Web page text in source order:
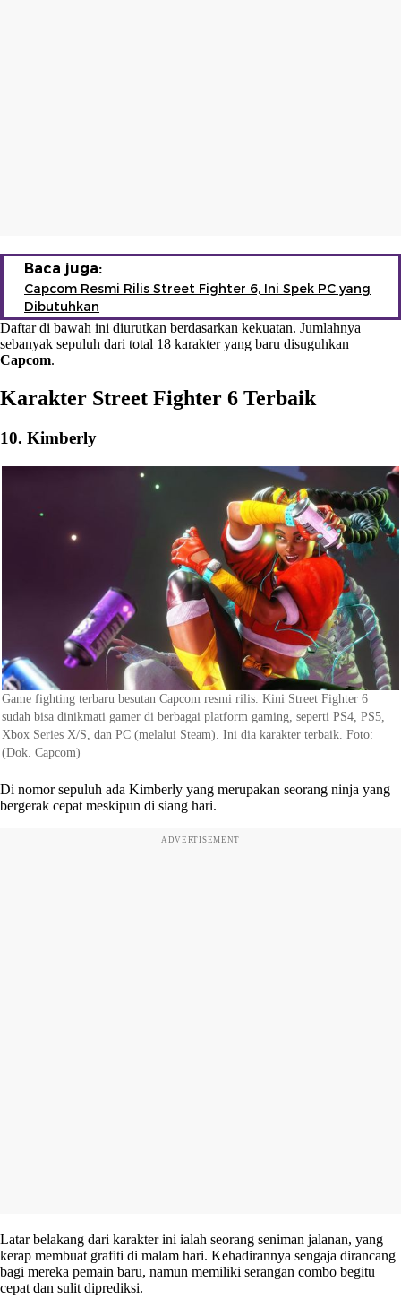
Baca juga:
Capcom Resmi Rilis Street Fighter 6, Ini Spek PC yang
Dibutuhkan
Daftar di bawah ini diurutkan berdasarkan kekuatan. Jumlahnya
sebanyak sepuluh dari total 18 karakter yang baru disuguhkan
Capcom.
Karakter Street Fighter 6 Terbaik
10. Kimberly
Game fighting terbaru besutan Capcom resmi rilis. Kini Street Fighter 6
sudah bisa dinikmati gamer di berbagai platform gaming, seperti PS4, PS5,
Xbox Series X/S, dan PC (melalui Steam). Ini dia karakter terbaik. Foto:
(Dok. Capcom)
Di nomor sepuluh ada Kimberly yang merupakan seorang ninja yang
bergerak cepat meskipun di siang hari.
ADVERTISEMENT
Latar belakang dari karakter ini ialah seorang seniman jalanan, yang
kerap membuat grafiti di malam hari. Kehadirannya sengaja dirancang
bagi mereka pemain baru, namun memiliki serangan combo begitu
cepat dan sulit diprediksi.